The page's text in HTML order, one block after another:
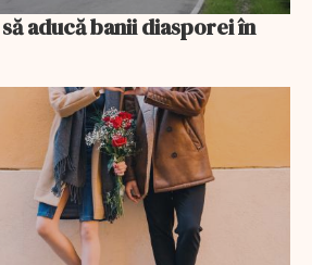
aducă banii diasporei în